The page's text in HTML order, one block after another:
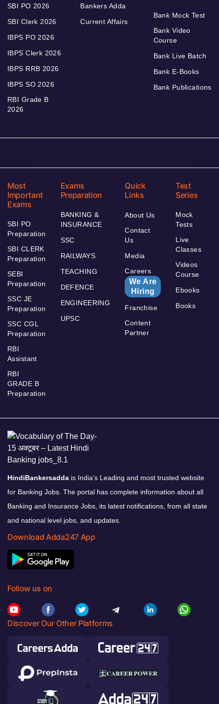
SBI PO 2026
SBI Clerk 2026
IBPS PO 2026
IBPS Clerk 2026
IBPS RRB 2026
IBPS SO 2026
RBI Grade B
2026
Bankers Adda
Current Affairs
Bank Mock Test
Bank Video
Course
Bank Live Batch
Bank E-Books
Bank Publications
Most
Important
Exams
SBI PO
Preparation
SBI CLERK
Preparation
SEBI
Preparation
SSC JE
Preparation
SSC CGL
Preparation
RBI
Assistant
RBI
GRADE B
Preparation
Exams
Preparation
BANKING &
INSURANCE
SSC
RAILWAYS
TEACHING
DEFENCE
ENGINEERING
UPSC
Quick
Links
About Us
Contact
Us
Media
Careers
We Are
Hiring
Franchise
Content
Partner
Test
Series
Mock
Tests
Live
Classes
Videos
Course
Ebooks
Books
HindiBankersadda is India’s Leading and most trusted website
for Banking Jobs. The portal has complete information about all
Banking and Insurance Jobs, its latest notifications, from all state
and national level jobs, and updates.
Download Adda247 App
Follow us on
Discover Our Other Platforms